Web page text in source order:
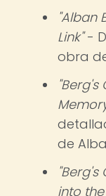
"Alban
Link"-
obra
de
"Berg's
into